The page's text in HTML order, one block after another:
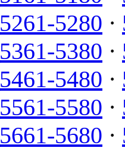
5261-5280 ·
5361-5380 ·
5461-5480 ·
5561-5580 ·
5661-5680 ·